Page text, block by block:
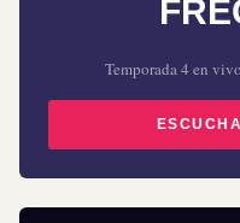
Temporada 4 en